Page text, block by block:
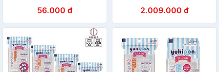
56.000 đ
Nga cao cấp DSP - KD8001
2.009.000 đ